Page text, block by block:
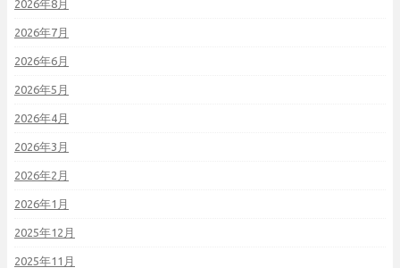
2026年8月
2026年7月
2026年6月
2026年5月
2026年4月
2026年3月
2026年2月
2026年1月
2025年12月
2025年11月